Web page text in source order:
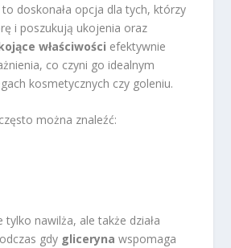
to doskonała opcja dla tych, którzy
i poszukują ukojenia oraz
właściwości efektywnie
co czyni go idealnym
kosmetycznych czy goleniu.
można znaleźć:
tylko nawilża, ale także działa
gdy gliceryna wspomaga